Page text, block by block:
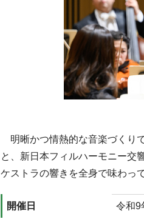
明晰かつ情熱的な音楽づくり
と、新日本フィルハーモニー交
ケストラの響きを全身で味わっ
開催日 令和9